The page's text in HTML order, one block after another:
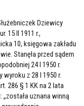
Dziewicy
15 II 1911 r.,
10, księgowa zakładu
Stanęła przed sądem
24 I 1950 r.
wyroku z 28 I 1950 r.
286 § 1 KK na 2 lata
uznana winną